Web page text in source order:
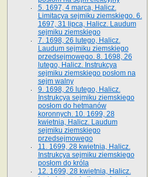
5. 1697, 4 marca, Halicz.
Limitacya sejmiku ziemskiego. 6.
1697, 31 lipca, Halicz. Laudum
sejmiku ziemskiego
7. 1698, 26 lutego, Halicz.
Laudum sejmiku ziemskiego
przedsejmowego. 8. 1698, 26
lutego, Halicz. Instrukcya
sejmiku ziemskiego posłom na
sejm walny
9. 1698, 26 lutego, Halicz.
Instrukcya sejmiku ziemskiego
posłom do hetmanów
koronnych. 10. 1699, 28
kwietnia, Halicz. Laudum
sejmiku ziemskiego
przedsejmowego
11. 1699, 28 kwietnia, Halicz.
Instrukcya sejmiku ziemskiego
posłom do króla
12. 1699, 28 kwietnia, Halicz.